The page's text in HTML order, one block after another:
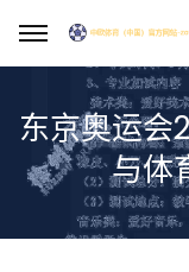
东京奥运会
与体